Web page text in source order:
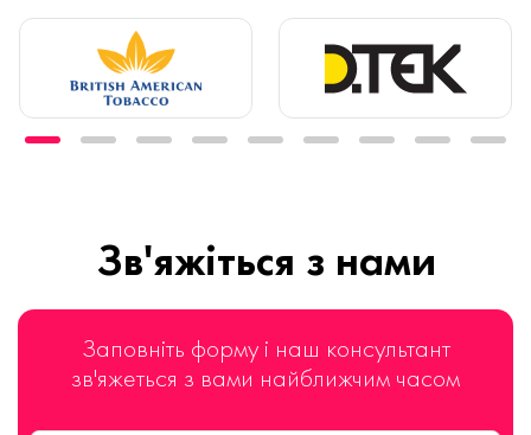
Зв'яжіться з нами
Заповніть форму і наш консультант
зв'яжеться з вами найближчим часом